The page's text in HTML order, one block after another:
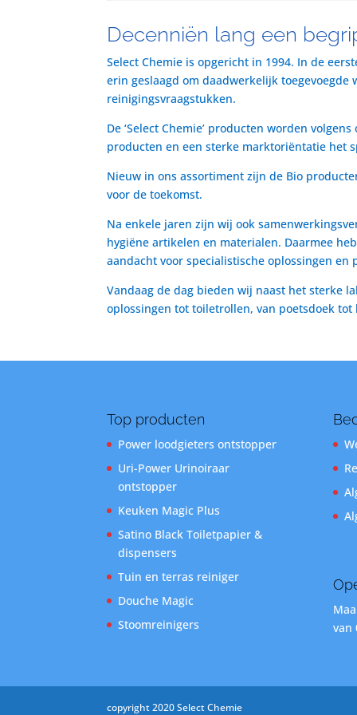
Decenniën lang een
Select Chemie is opgericht in 1994. In de
erin geslaagd om daadwerkelijk
reinigingsvraagstukken.
De ‘Select Chemie’ producten worden
producten en een sterke marktoriëntatie het
Nieuw in ons assortiment zijn de Bio
voor de toekomst.
Na enkele jaren zijn wij ook
hygiëne artikelen en materialen. Daarmee
aandacht voor specialistische oplossingen en
Vandaag de dag bieden wij naast het sterke
oplossingen tot toiletrollen, van poetsdoek
Top producten
Power loodgieters ontstopper
Uri-Power Urinoiraar
ontstopper
Keuken Magic Plus
Satino Black Toiletpapier &
dispensers
Tuin en terras reiniger
Douche Magic
Stoomreinigers
van
copyright 2020 Select Chemie